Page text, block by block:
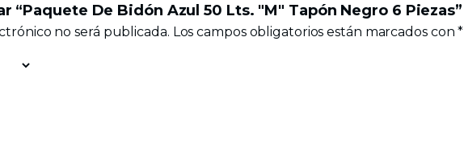
“Paquete De Bidón Azul 50 Lts. "M" Tapón Negro 6 Piezas”
no será publicada. Los campos obligatorios están marcados con*